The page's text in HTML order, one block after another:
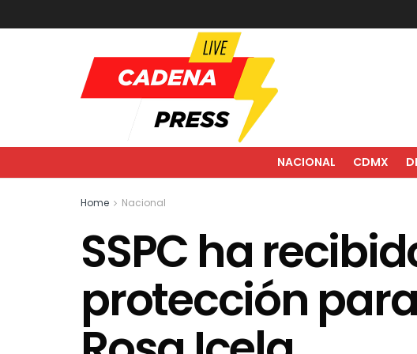
NACIONAL CDMX
Home Nacional
SSPC ha
protección